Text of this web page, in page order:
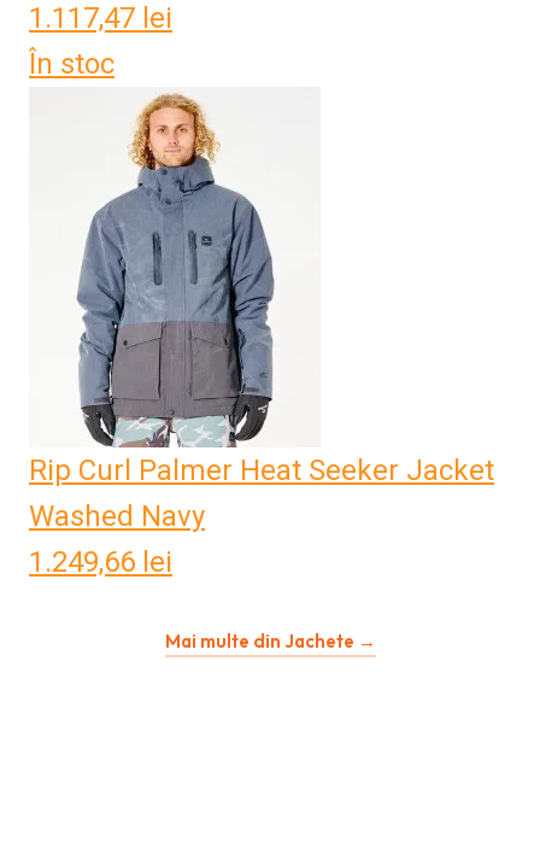
1.117,47 lei
În stoc
Rip Curl Palmer Heat Seeker Jacket
Washed Navy
1.249,66 lei
Mai multe din Jachete →